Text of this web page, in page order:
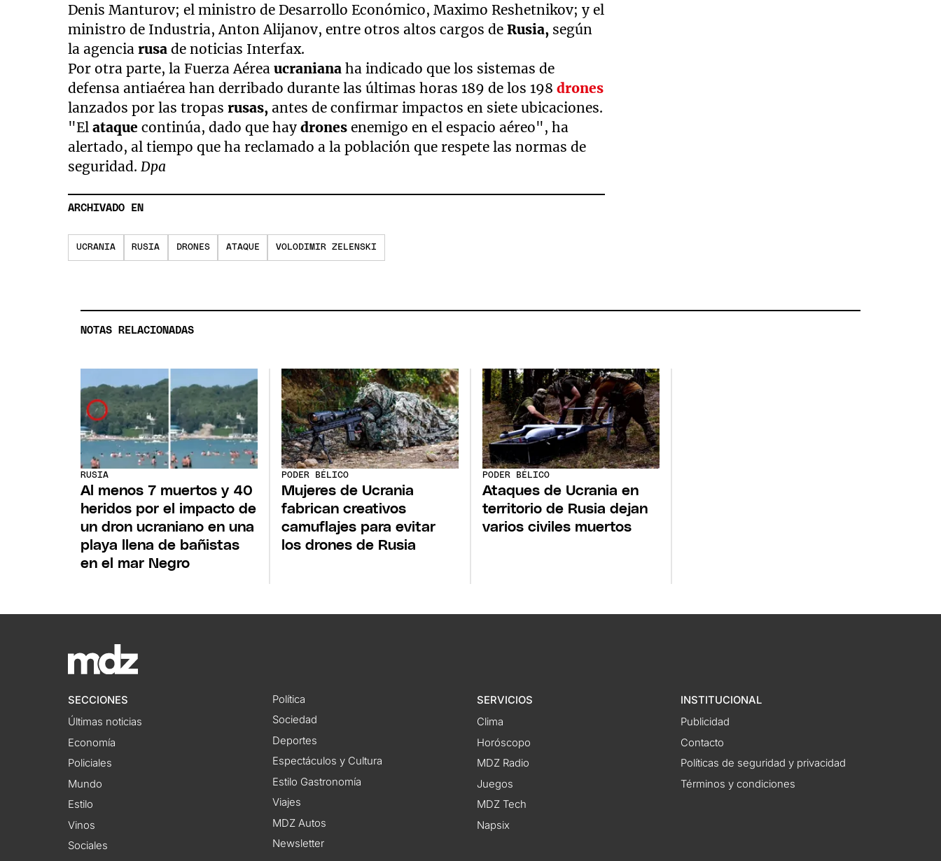
Denis Manturov; el ministro de Desarrollo Económico, Maximo Reshetnikov; y el
ministro de Industria, Anton Alijanov, entre otros altos cargos deRusia, según
la agenciarusa de noticias Interfax.
Por otra parte, la Fuerza Aéreaucraniana ha indicado que los sistemas de
defensa antiaérea han derribado durante las últimas horas 189 de los 198drones
lanzados por las tropasrusas, antes de confirmar impactos en siete ubicaciones.
"Elataque continúa, dado que haydrones enemigo en el espacio aéreo", ha
alertado, al tiempo que ha reclamado a la población que respete las normas de
seguridad. Dpa
ARCHIVADO EN
UCRANIA RUSIA DRONES ATAQUE VOLODIMIR ZELENSKI
NOTAS RELACIONADAS
RUSIA
Al menos 7 muertos y 40
heridos por el impacto de
un dron ucraniano en una
playa llena de bañistas
en el mar Negro
PODER BÉLICO
Mujeres de Ucrania
fabrican creativos
camuflajes para evitar
los drones de Rusia
PODER BÉLICO
Ataques de Ucrania en
territorio de Rusia dejan
varios civiles muertos
SECCIONES
Últimas noticias
Economía
Policiales
Mundo
Estilo
Vinos
Sociales
Política
Sociedad
Deportes
Espectáculos y Cultura
Estilo Gastronomía
Viajes
MDZ Autos
Newsletter
SERVICIOS
Clima
Horóscopo
MDZ Radio
Juegos
MDZ Tech
Napsix
INSTITUCIONAL
Publicidad
Contacto
Políticas de seguridad y privacidad
Términos y condiciones